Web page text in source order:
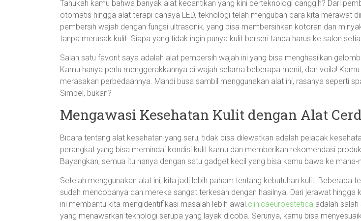
Tahukah kamu bahwa banyak alat kecantikan yang kini berteknologi canggih? Dari
otomatis hingga alat terapi cahaya LED, teknologi telah mengubah cara kita merawat
pembersih wajah dengan fungsi ultrasonik, yang bisa membersihkan kotoran dan
tanpa merusak kulit. Siapa yang tidak ingin punya kulit berseri tanpa harus ke salon
Salah satu favorit saya adalah alat pembersih wajah ini yang bisa menghasilkan
Kamu hanya perlu menggerakkannya di wajah selama beberapa menit, dan voila! Kamu
merasakan perbedaannya. Mandi busa sambil menggunakan alat ini, rasanya seperti
Simpel, bukan?
Mengawasi Kesehatan Kulit dengan Alat
Bicara tentang alat kesehatan yang seru, tidak bisa dilewatkan adalah pelacak
perangkat yang bisa memindai kondisi kulit kamu dan memberikan rekomendasi
Bayangkan, semua itu hanya dengan satu gadget kecil yang bisa kamu bawa ke mana-
Setelah menggunakan alat ini, kita jadi lebih paham tentang kebutuhan kulit. Beberapa
sudah mencobanya dan mereka sangat terkesan dengan hasilnya. Dari jerawat hingga
ini membantu kita mengidentifikasi masalah lebih awal.clinicaeuroestetica adalah
yang menawarkan teknologi serupa yang layak dicoba. Serunya, kamu bisa